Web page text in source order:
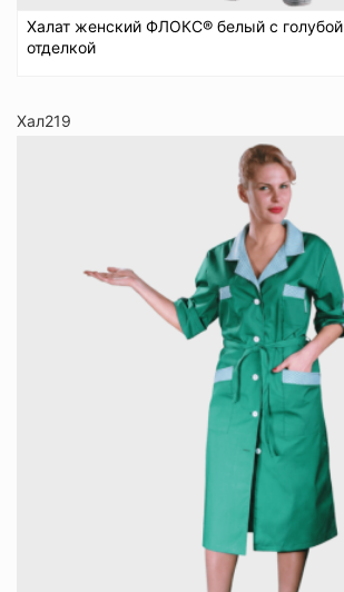
Халат женский ФЛОКС® белый с голубой
отделкой
Хал219